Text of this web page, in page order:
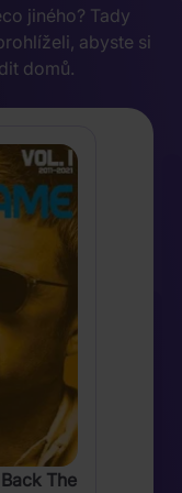
jiného? Tady
abyste si
domů.
The